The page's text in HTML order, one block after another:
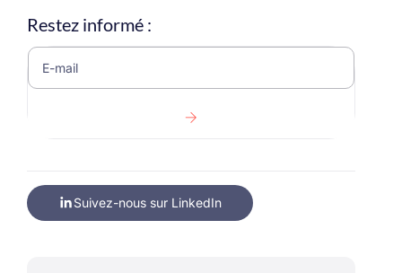
Restez informé :
Suivez-nous sur LinkedIn